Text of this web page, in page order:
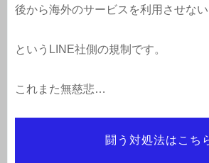
後から海外のサービスを利用させない
というLINE社側の規制です。
これまた無慈悲…
闘う対処法はこち